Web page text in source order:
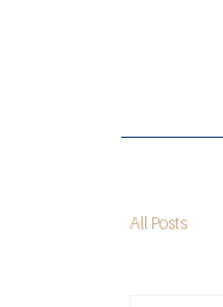
All Posts